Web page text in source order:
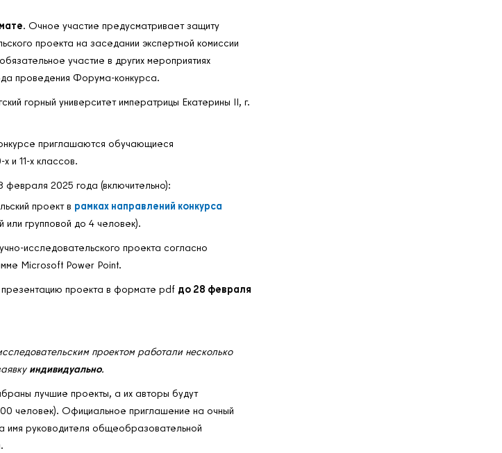
. Очное участие предусматривает защиту
проекта на заседании экспертной комиссии
участие в других мероприятиях
проведения Форума-конкурса.
горный университет императрицы Екатерины II, г.
приглашаются обучающиеся
и 11-х классов.
февраля 2025 года (включительно):
проект в рамках направлений конкурса
или групповой до 4 человек).
исследовательского проекта согласно
Microsoft Power Point.
презентацию проекта в формате pdf до 28 февраля
проектом работали несколько
индивидуально.
лучшие проекты, а их авторы будут
человек). Официальное приглашение на очный
имя руководителя общеобразовательной